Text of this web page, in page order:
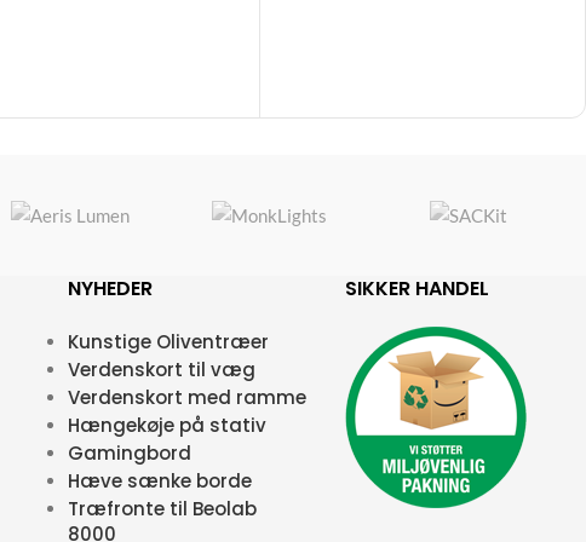
NYHEDER
Kunstige Oliventræer
Verdenskort til væg
Verdenskort med ramme
Hængekøje på stativ
Gamingbord
Hæve sænke borde
Træfronte til Beolab
8000
SIKKER HANDEL